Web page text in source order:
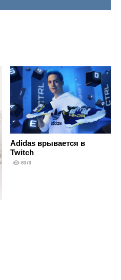
Adidas врывается в
Twitch
8979